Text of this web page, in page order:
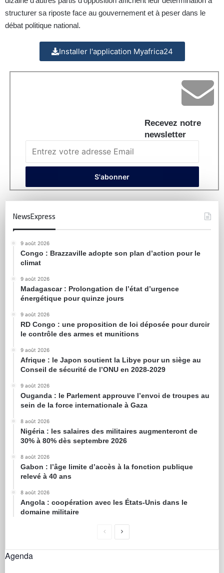
structurer sa riposte face au gouvernement et à peser dans le
débat politique national.
Installer l'application Myafrica24
Recevez notre
newsletter
NewsExpress
9 août 2026
Congo : Brazzaville adopte son plan d’action pour le
climat
9 août 2026
Madagascar : Prolongation de l’état d’urgence
énergétique pour quinze jours
9 août 2026
RD Congo : une proposition de loi déposée pour durcir
le contrôle des armes et munitions
9 août 2026
Afrique : le Japon soutient la Libye pour un siège au
Conseil de sécurité de l’ONU en 2028-2029
9 août 2026
Ouganda : le Parlement approuve l’envoi de troupes au
sein de la force internationale à Gaza
8 août 2026
Nigéria : les salaires des militaires augmenteront de
30% à 80% dès septembre 2026
8 août 2026
Gabon : l’âge limite d’accès à la fonction publique
relevé à 40 ans
8 août 2026
Angola : coopération avec les États-Unis dans le
domaine militaire
Agenda